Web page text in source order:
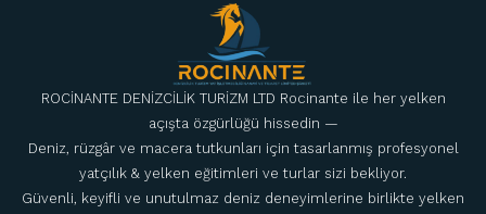
ROCİNANTE DENİZCİLİK TURİZM LTD Rocinante ile her yelken
açışta özgürlüğü hissedin —
Deniz, rüzgâr ve macera tutkunları için tasarlanmış profesyonel
yatçılık & yelken eğitimleri ve turlar sizi bekliyor.
Güvenli, keyifli ve unutulmaz deniz deneyimlerine birlikte yelken